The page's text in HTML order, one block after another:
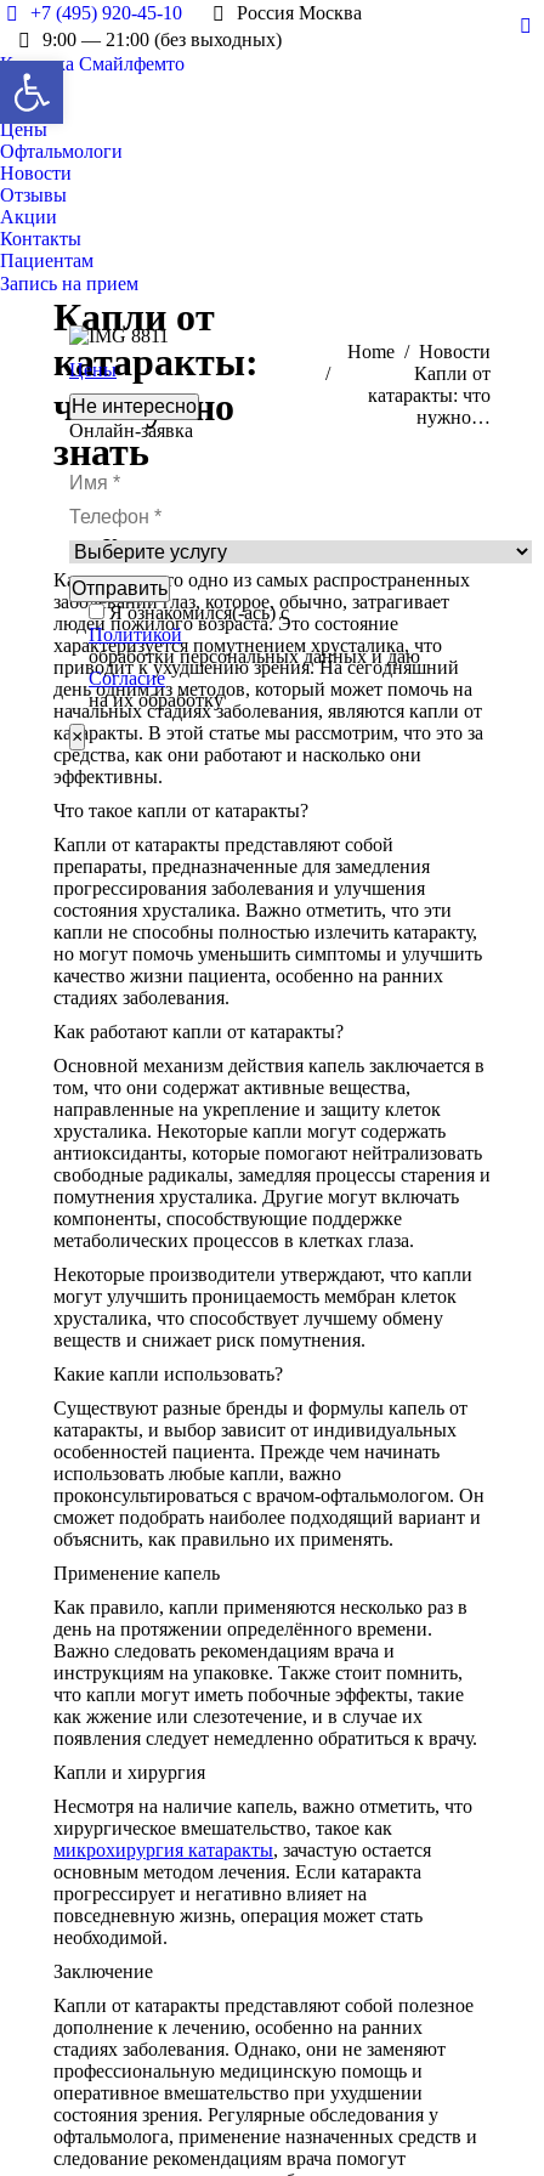
+7 (495) 920-45-10
Россия Москва
9:00 — 21:00 (без выходных)
Клиника Смайлфемто
О нас
Услуги
Цены
Офтальмологи
Новости
Отзывы
Акции
Контакты
Пациентам
Запись на прием
Капли от
катаракты:
что нужно
знать
You are here:
Home
Новости
Капли от
катаракты: что
нужно…
Капли от катаракты: что нужно знать
Катаракта – это одно из самых распространенных
заболеваний глаз, которое, обычно, затрагивает
людей пожилого возраста. Это состояние
характеризуется помутнением хрусталика, что
приводит к ухудшению зрения. На сегодняшний
день одним из методов, который может помочь на
начальных стадиях заболевания, являются капли от
катаракты. В этой статье мы рассмотрим, что это за
средства, как они работают и насколько они
эффективны.
Что такое капли от катаракты?
Капли от катаракты представляют собой
препараты, предназначенные для замедления
прогрессирования заболевания и улучшения
состояния хрусталика. Важно отметить, что эти
капли не способны полностью излечить катаракту,
но могут помочь уменьшить симптомы и улучшить
качество жизни пациента, особенно на ранних
стадиях заболевания.
Как работают капли от катаракты?
Основной механизм действия капель заключается в
том, что они содержат активные вещества,
направленные на укрепление и защиту клеток
хрусталика. Некоторые капли могут содержать
антиоксиданты, которые помогают нейтрализовать
свободные радикалы, замедляя процессы старения и
помутнения хрусталика. Другие могут включать
компоненты, способствующие поддержке
метаболических процессов в клетках глаза.
Некоторые производители утверждают, что капли
могут улучшить проницаемость мембран клеток
хрусталика, что способствует лучшему обмену
веществ и снижает риск помутнения.
Какие капли использовать?
Существуют разные бренды и формулы капель от
катаракты, и выбор зависит от индивидуальных
особенностей пациента. Прежде чем начинать
использовать любые капли, важно
проконсультироваться с врачом-офтальмологом. Он
сможет подобрать наиболее подходящий вариант и
объяснить, как правильно их применять.
Применение капель
Как правило, капли применяются несколько раз в
день на протяжении определённого времени.
Важно следовать рекомендациям врача и
инструкциям на упаковке. Также стоит помнить,
что капли могут иметь побочные эффекты, такие
как жжение или слезотечение, и в случае их
появления следует немедленно обратиться к врачу.
Капли и хирургия
Несмотря на наличие капель, важно отметить, что
хирургическое вмешательство, такое как
микрохирургия катаракты, зачастую остается
основным методом лечения. Если катаракта
прогрессирует и негативно влияет на
повседневную жизнь, операция может стать
необходимой.
Заключение
Капли от катаракты представляют собой полезное
дополнение к лечению, особенно на ранних
стадиях заболевания. Однако, они не заменяют
профессиональную медицинскую помощь и
оперативное вмешательство при ухудшении
состояния зрения. Регулярные обследования у
офтальмолога, применение назначенных средств и
следование рекомендациям врача помогут
Цены
Не интересно
Онлайн-заявка
Я ознакомился(-ась) с
Политикой
обработки персональных данных и даю
Согласие
на их обработку
×
Открыть панель инструментов